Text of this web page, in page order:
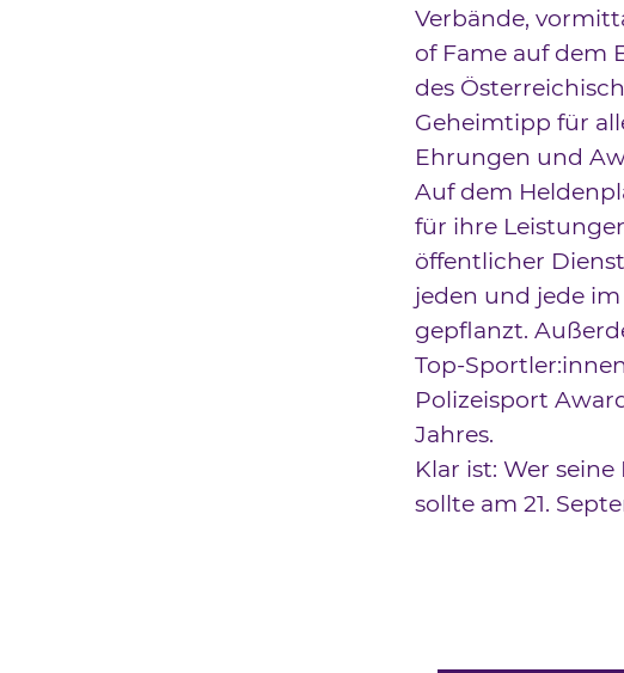
Verbände,
of Fame auf dem
des
Geheimtipp für
Ehrungen und
Auf dem
für ihre
öffentlicher
jeden und jede
gepflanzt.
Top-
Polizeisport
Jahres.
Klar ist: Wer
sollte am 21.